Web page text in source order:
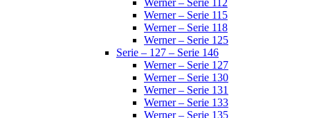
Werner – Serie 112
Werner – Serie 115
Werner – Serie 118
Werner – Serie 125
Serie – 127 – Serie 146
Werner – Serie 127
Werner – Serie 130
Werner – Serie 131
Werner – Serie 133
Werner – Serie 135